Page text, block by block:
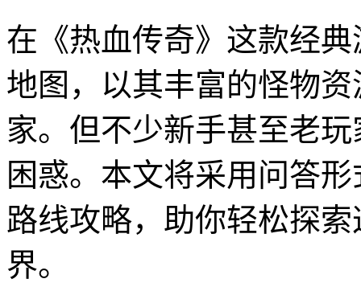
在《热血传奇》这款经
地图，以其丰富的怪物
家。但不少新手甚至老
困惑。本文将采用问答
路线攻略，助你轻松探
界。